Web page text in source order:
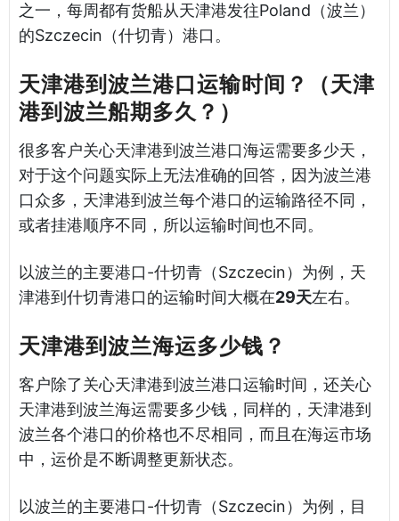
之一，每周都有货船从天津港发往Poland（波兰）
的Szczecin（什切青）港口。
天津港到波兰港口运输时间？（天津
港到波兰船期多久？）
很多客户关心天津港到波兰港口海运需要多少天，
对于这个问题实际上无法准确的回答，因为波兰港
口众多，天津港到波兰每个港口的运输路径不同，
或者挂港顺序不同，所以运输时间也不同。
以波兰的主要港口-什切青（Szczecin）为例，天
津港到什切青港口的运输时间大概在29天左右。
天津港到波兰海运多少钱？
客户除了关心天津港到波兰港口运输时间，还关心
天津港到波兰海运需要多少钱，同样的，天津港到
波兰各个港口的价格也不尽相同，而且在海运市场
中，运价是不断调整更新状态。
以波兰的主要港口-什切青（Szczecin）为例，目